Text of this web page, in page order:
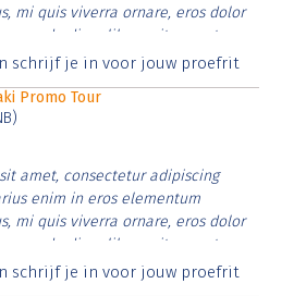
mi quis viverra ornare, eros dolor
diam libero vitae erat.
et justo cursus id rutrum lorem
schrijf je in voor jouw proefrit
Promo Tour
amet, consectetur adipiscing
enim in eros elementum
mi quis viverra ornare, eros dolor
diam libero vitae erat.
et justo cursus id rutrum lorem
schrijf je in voor jouw proefrit